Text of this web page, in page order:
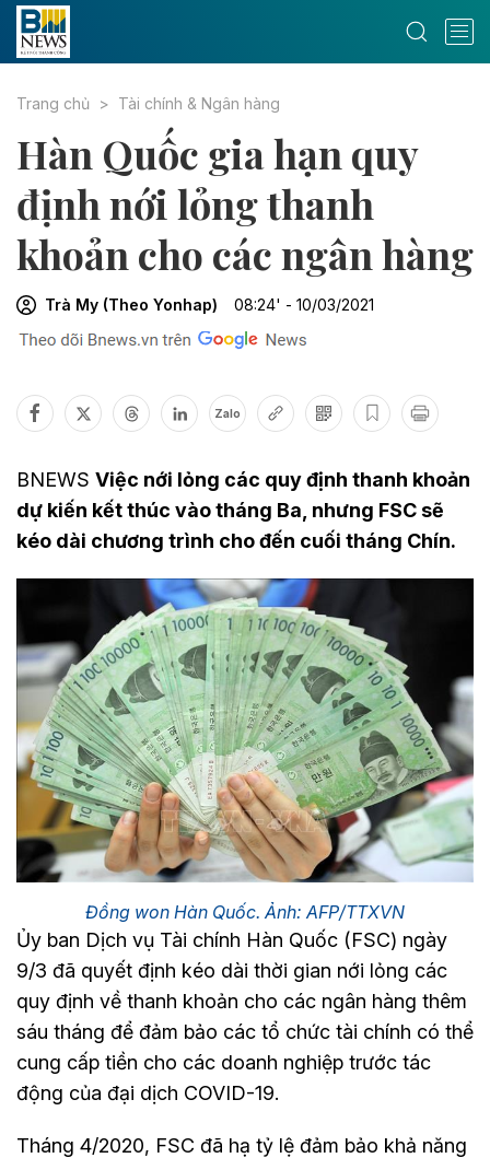
Trang chủ Tài chính & Ngân hàng
Hàn Quốc gia hạn quy
định nới lỏng thanh
khoản cho các ngân hàng
Trà My (Theo Yonhap) 08:24' - 10/03/2021
Zalo
BNEWS Việc nới lỏng các quy định thanh khoản
dự kiến kết thúc vào tháng Ba, nhưng FSC sẽ
kéo dài chương trình cho đến cuối tháng Chín.
Đồng won Hàn Quốc. Ảnh: AFP/TTXVN
Ủy ban Dịch vụ Tài chính Hàn Quốc (FSC) ngày
9/3 đã quyết định kéo dài thời gian nới lỏng các
quy định về thanh khoản cho các ngân hàng thêm
sáu tháng để đảm bảo các tổ chức tài chính có thể
cung cấp tiền cho các doanh nghiệp trước tác
động của đại dịch COVID-19.
Tháng 4/2020, FSC đã hạ tỷ lệ đảm bảo khả năng